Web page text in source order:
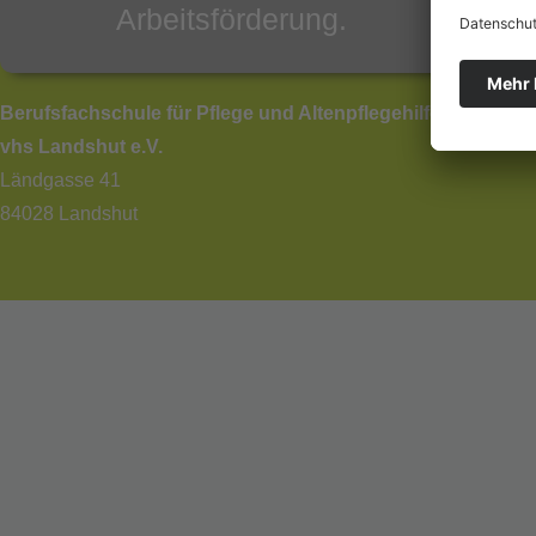
Arbeitsförderung.
Berufsfachschule für Pflege und Altenpflegehilfe,
vhs Landshut e.V.
Ländgasse 41
84028 Landshut